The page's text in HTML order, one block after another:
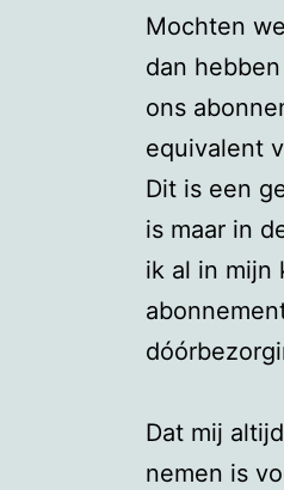
Mochten
dan
ons
equivalent
Dit is een
is maar in
ik al in mijn
Dat mij
nemen is